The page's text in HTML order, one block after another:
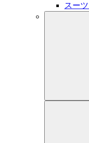
スー